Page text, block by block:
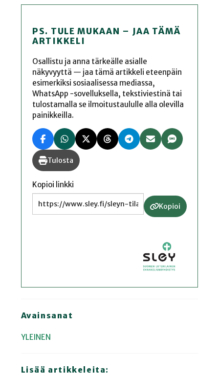
PS. TULE MUKAAN – JAA TÄMÄ
ARTIKKELI
Osallistu ja anna tärkeälle asialle
näkyvyyttä — jaa tämä artikkeli eteenpäin
esimerkiksi sosiaalisessa mediassa,
WhatsApp -sovelluksella, tekstiviestinä tai
tulostamalla se ilmoitustaululle alla olevilla
painikkeilla.
Tulosta
Kopioi linkki
Kopioi
Avainsanat
YLEINEN
Lisää artikkeleita: